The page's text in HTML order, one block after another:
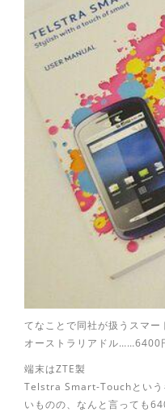
てなことで同社が扱うスマ
オーストラリアドル……6400
端末はZTE製
Telstra Smart-Touchという
いものの、なんと言っても